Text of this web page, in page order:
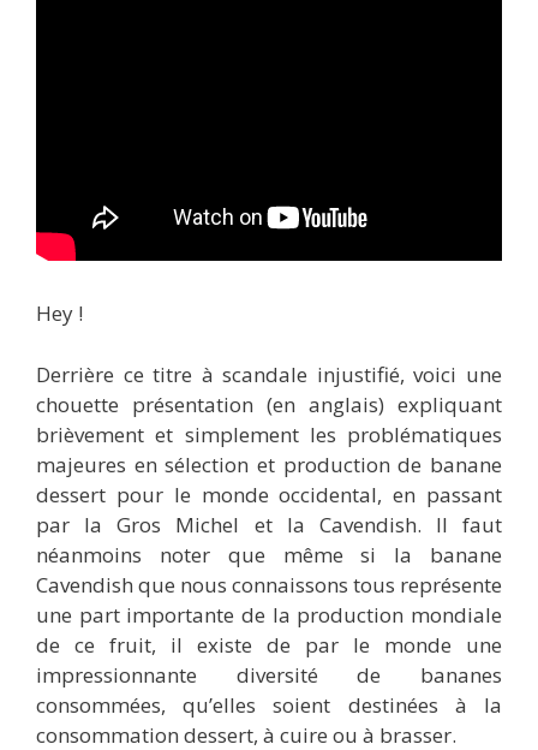
Hey !
Derrière ce titre à scandale injustifié, voici une
chouette présentation (en anglais) expliquant
brièvement et simplement les problématiques
majeures en sélection et production de banane
dessert pour le monde occidental, en passant
par la Gros Michel et la Cavendish. Il faut
néanmoins noter que même si la banane
Cavendish que nous connaissons tous représente
une part importante de la production mondiale
de ce fruit, il existe de par le monde une
impressionnante diversité de bananes
consommées, qu’elles soient destinées à la
consommation dessert, à cuire ou à brasser.